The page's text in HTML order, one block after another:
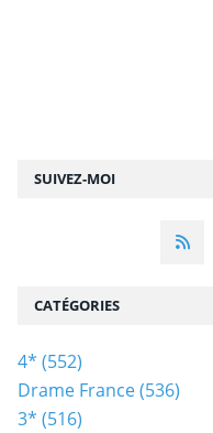
SUIVEZ-MOI
CATÉGORIES
4* (552)
Drame France(536)
3* (516)